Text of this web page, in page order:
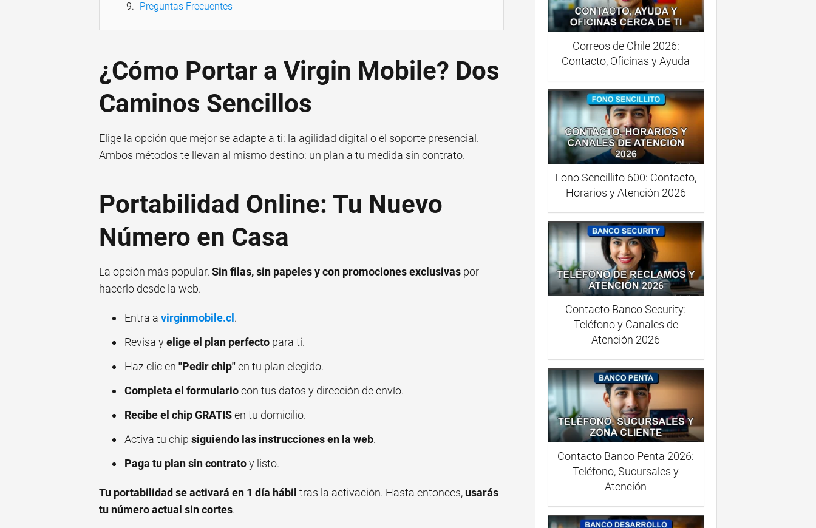
Preguntas Frecuentes
¿Cómo Portar a Virgin Mobile? Dos
Caminos Sencillos
Elige la opción que mejor se adapte a ti: la agilidad digital o el soporte presencial.
Ambos métodos te llevan al mismo destino: un plan a tu medida sin contrato.
Portabilidad Online: Tu Nuevo
Número en Casa
La opción más popular. Sin filas, sin papeles y con promociones exclusivas por
hacerlo desde la web.
Entra a virginmobile.cl .
Revisa yelige el plan perfecto para ti.
Haz clic en "Pedir chip"en tu plan elegido.
Completa el formulariocon tus datos y dirección de envío.
Recibe el chip GRATISen tu domicilio.
Activa tu chip siguiendo las instrucciones en la web.
Paga tu plan sin contratoy listo.
Tu portabilidad se activará en 1 día hábil tras la activación. Hasta entonces, usarás
tu número actual sin cortes.
Correos de Chile 2026:
Contacto, Oficinas y Ayuda
Fono Sencillito 600: Contacto,
Horarios y Atención 2026
Contacto Banco Security:
Teléfono y Canales de
Atención 2026
Contacto Banco Penta 2026:
Teléfono, Sucursales y
Atención